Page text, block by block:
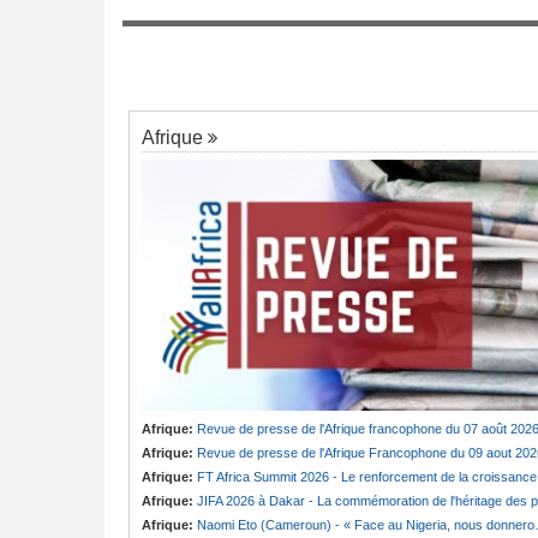
Afrique
Afrique: Revue de presse de l'Afrique francophone du 07 août 2026
Afrique: Revue de presse de l'Afrique Francophone du 09 aout
Afrique: FT Africa Summit 2026 - Le renforcement de la croissance du continent au coeur de la 13e édition
Afrique: JIFA 2026 à Dakar - La commémoration de l'héritage des pionnières du mouvement féminin africain à l'honneur
Afrique: Naomi Eto (Cameroun) - « Face au Nigeria, nous donnerons tout sur le terrain. »
des vacances du